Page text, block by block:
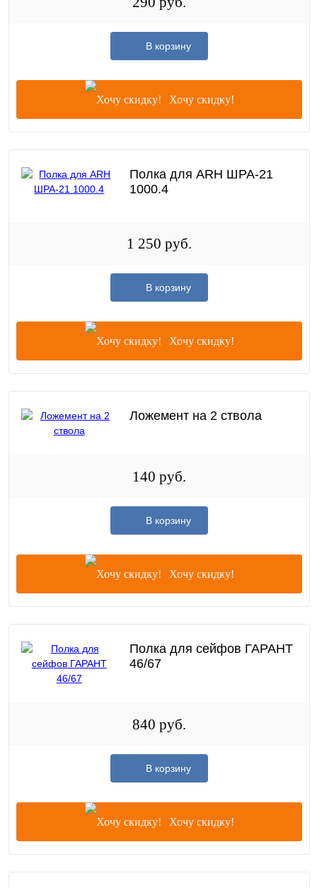
В корзину
Хочу скидку!
Полка для ARH ШРА-21
1000.4
1 250 руб.
В корзину
Хочу скидку!
Ложемент на 2 ствола
140 руб.
В корзину
Хочу скидку!
Полка для сейфов ГАРАНТ
46/67
840 руб.
В корзину
Хочу скидку!